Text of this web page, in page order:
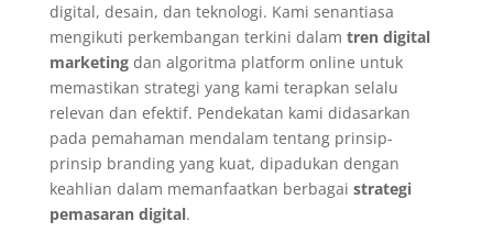
digital, desain, dan teknologi. Kami senantiasa
mengikuti perkembangan terkini dalam tren digital
marketingdan algoritma platform online untuk
memastikan strategi yang kami terapkan selalu
relevan dan efektif. Pendekatan kami didasarkan
pada pemahaman mendalam tentang prinsip-
prinsip branding yang kuat, dipadukan dengan
keahlian dalam memanfaatkan berbagai strategi
pemasaran digital.